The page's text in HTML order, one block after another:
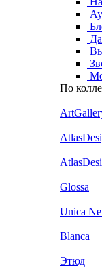
По
Glossa
Unica
Blanca
Этюд